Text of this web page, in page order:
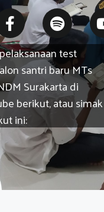
test
santri baru MTs
Surakarta di
berikut, atau simak
ini: